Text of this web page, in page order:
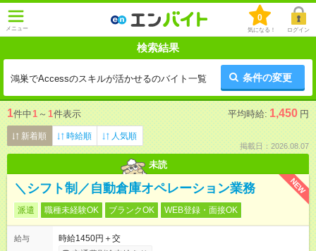
メニュー
0
気になる！ ログイン
検索結果
鴻巣でAccessのスキルが活かせるのバイト一覧 条件の変更
1件中1 ～ 1件表示 平均時給: 1,450 円
新着順 時給順 人気順
掲載日：2026.08.07
未読
NEW
＼シフト制／自動倉庫オペレーション業務
派遣 職種未経験OK ブランクOK WEB登録・面接OK
給与
時給1450円＋交